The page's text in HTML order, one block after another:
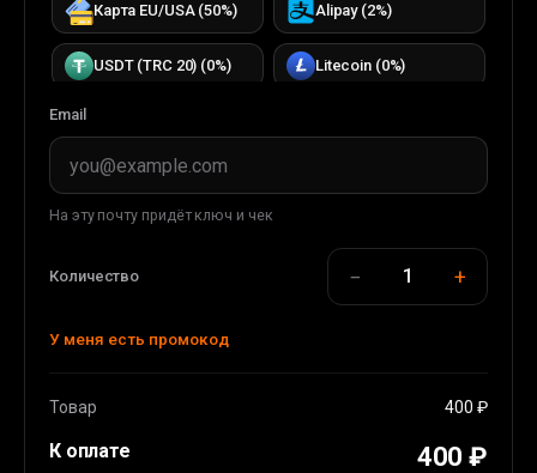
Карта EU/USA(50%) Alipay(2%)
USDT (TRC 20) (0%) Litecoin(0%)
TRON(0 %)
USDT (BEP 20) BUSD (BEP20)
WMT(0 %)
%)
Email
На эту почту придёт ключ и чек
Количество − 1 +
У меня есть промокод
Товар 400 ₽
К оплате 400 ₽